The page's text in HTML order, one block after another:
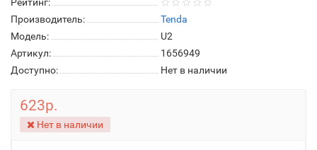
Производитель:
Tenda
Модель:
U2
Артикул:
1656949
Доступно:
Нет в наличии
623р.
Нет в наличии